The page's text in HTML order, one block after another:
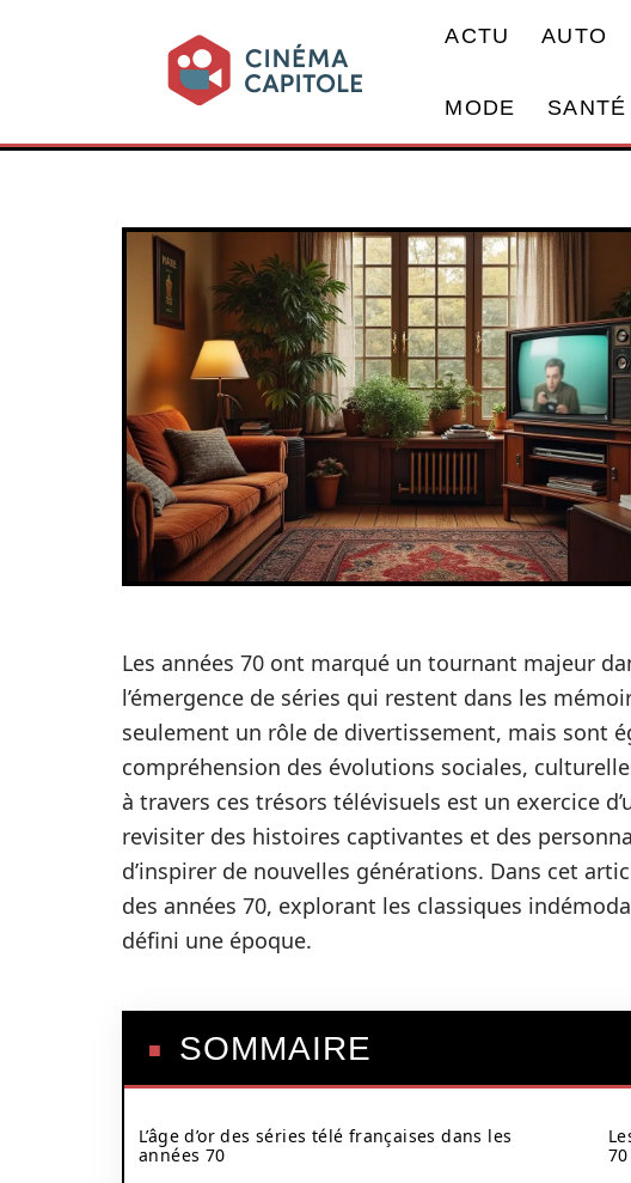
ACTU AUTO
MODE SANTÉ
Les années 70 ont marqué un tournant majeur
l’émergence de séries qui restent dans les
seulement un rôle de divertissement, mais sont
compréhension des évolutions sociales,
à travers ces trésors télévisuels est un exercice
revisiter des histoires captivantes et des
d’inspirer de nouvelles générations. Dans cet
des années 70, explorant les classiques
défini une époque.
SOMMAIRE
L’âge d’or des séries télé françaises dans les
années 70
70